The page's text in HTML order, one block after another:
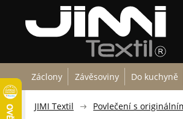
Záclony Závěsoviny Do kuchyně
JIMI Textil Povlečení s